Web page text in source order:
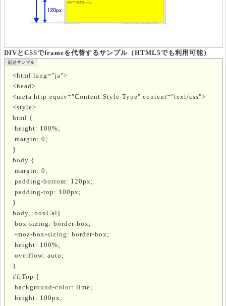
DIVとCSSでframeを代替するサンプル（HTML5でも利用可能）
<html lang="ja">
<head>
<meta http-equiv="Content-Style-Type" content="text/css">
<style>
html {
height: 100%;
margin: 0;
}
body {
margin: 0;
padding-bottom: 120px;
padding-top: 100px;
}
body, .boxCal{
box-sizing: border-box;
-moz-box-sizing: border-box;
height: 100%;
overflow: auto;
}
#frTop {
background-color: lime;
height: 100px;